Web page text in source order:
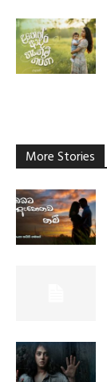
More Stories